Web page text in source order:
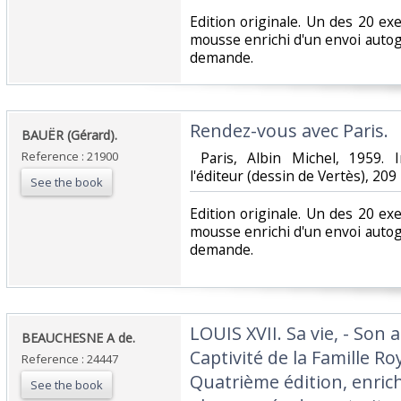
‎Edition originale. Un des 20
mousse enrichi d'un envoi
demande.‎
‎BAUËR (Gérard).‎
Reference : 21900
See the book
‎Rendez-vous avec Paris.‎
Paris, Albin Michel, 1959.
l'éditeur (dessin de Vertès), 209
‎Edition originale. Un des 20
mousse enrichi d'un envoi
demande.‎
‎BEAUCHESNE A de.‎
Reference : 24447
See the book
‎LOUIS XVII. Sa vie, - Son
Captivité de la Famille
Quatrième édition,